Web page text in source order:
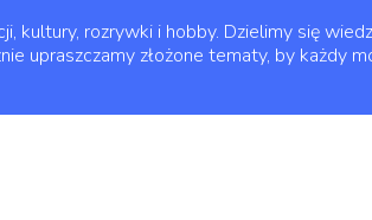
kultury, rozrywki i hobby. Dzielimy się
upraszczamy złożone tematy, by każdy